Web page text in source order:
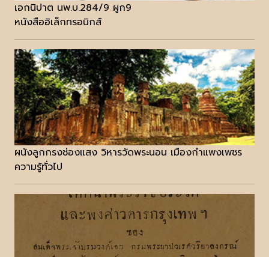
เอกนิปาต นพ.บ.284/9 ผูก9
หนังสืออิเล็กทรอนิกส์
ผนังลูกกรงช่องแสง วิหารวัดพระนอน เมืองกำแพงเพชร
ความรู้ทั่วไป